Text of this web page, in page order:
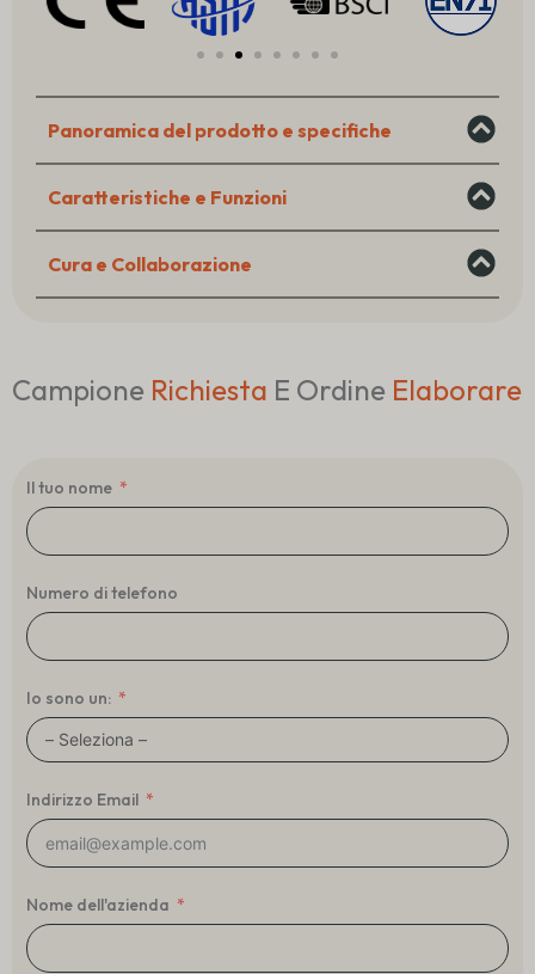
Infant
Panoramica del prodotto e specifiche
Caratteristiche e Funzioni
Cura e Collaborazione
Campione Richiesta E Ordine Elaborare
Il tuo nome
Numero di telefono
Io sono un:
Indirizzo Email
Nome dell'azienda